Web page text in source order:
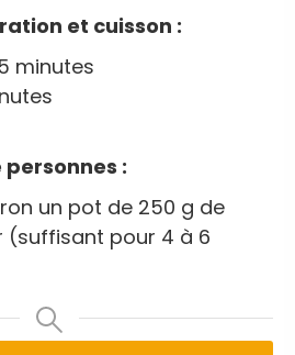
et cuisson :
minutes
:
un pot de 250 g de
(suffisant pour 4 à 6